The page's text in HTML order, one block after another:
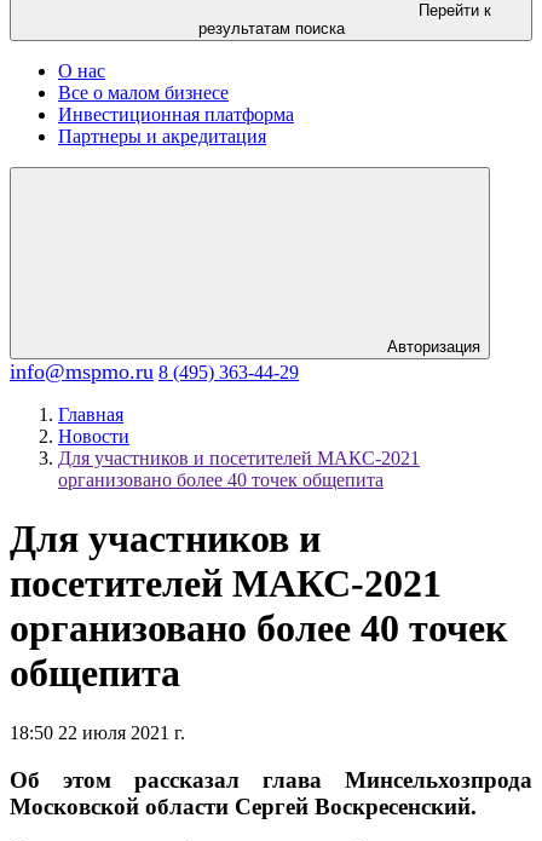
Перейти к
результатам поиска
О нас
Все о малом бизнесе
Инвестиционная платформа
Партнеры и акредитация
Авторизация
info@mspmo.ru 8 (495) 363-44-29
Главная
Новости
Для участников и посетителей МАКС-2021
организовано более 40 точек общепита
Для участников и
посетителей МАКС-2021
организовано более 40 точек
общепита
18:50 22 июля 2021 г.
Об этом рассказал глава Минсельхозпрода
Московской области Сергей Воскресенский.